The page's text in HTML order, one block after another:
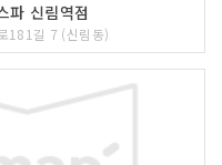
파 신림역점
181길 7 (신림동)